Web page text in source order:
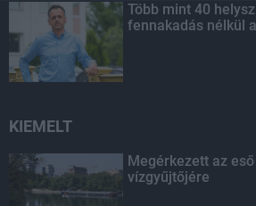
Több mint 40
fennakadás nélkül
KIEMELT
Megérkezett az eső
vízgyűjtőjére